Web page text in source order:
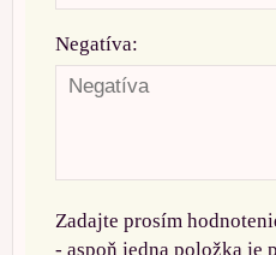
Negatíva:
Zadajte prosím
- aspoň jedna položka je